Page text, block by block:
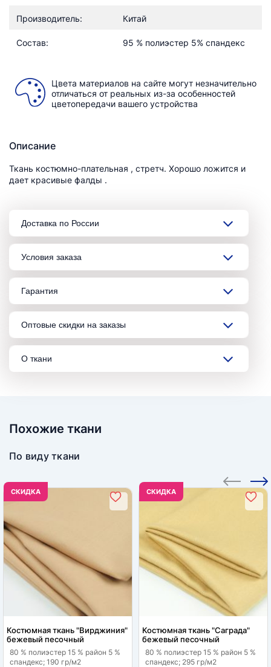
Производитель: Китай
Состав: 95 % полиэстер 5% спандекс
Цвета материалов на сайте могут незначительно
отличаться от реальных из-за особенностей
цветопередачи вашего устройства
Описание
Ткань костюмно-плательная , стретч. Хорошо ложится и
дает красивые фалды .
Доставка по России
Условия заказа
Гарантия
Оптовые скидки на заказы
О ткани
Похожие ткани
По виду ткани
CКИДКА
Костюмная ткань "Вирджиния"
бежевый песочный
80 % полиэстер 15 % район 5 %
спандекс; 190 гр/м2
CКИДКА
Костюмная ткань "Саграда"
бежевый песочный
80 % полиэстер 15 % район 5 %
спандекс; 295 гр/м2